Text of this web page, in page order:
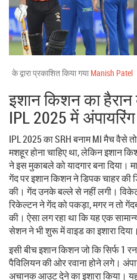
के द्वारा प्रकाशित किया गया Manish Patel
इशान किशन का
IPL 2025 में
IPL 2025 का SRH बनाम MI मैच वैसे
मशहूर होना चाहिए था, लेकिन इशान
ने इस मुकाबले को यादगार बना
गेंद पर इशान किशन ने डिपक चाहर की
की। गेंद उनके बल्ले से नहीं लगी।
रिकेल्टन ने गेंद को पकड़ा, मगर न तो
की। ऐसा लग रहा था कि यह एक
सेशन ने भी शुरू में वाइड का इशारा दिया।
इसी बीच इशान किशन जो कि सिर्फ 1
पैविलियन की ओर रवाना होने लगे।
अचानक आउट देने का इशारा किया।